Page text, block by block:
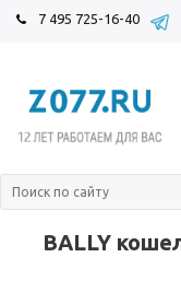
7 495 725-16-40
BALLY